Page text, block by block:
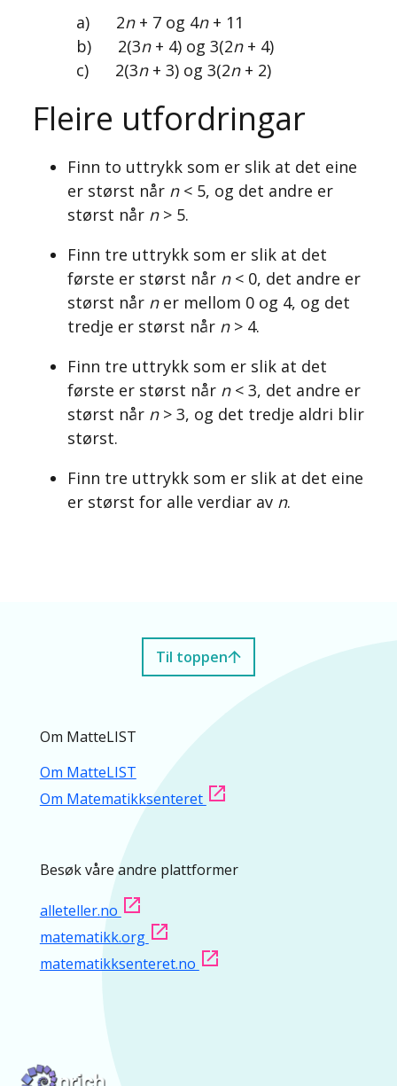
a) 2n+ 7 og 4n+ 11
b) 2(3n+ 4) og 3(2n+ 4)
c) 2(3n+ 3) og 3(2n+ 2)
Fleire utfordringar
Finn to uttrykk som er slik at det eine
er størst når n< 5, og det andre er
størst når n > 5.
Finn tre uttrykk som er slik at det
første er størst når n < 0, det andre er
størst når ner mellom 0 og 4, og det
tredje er størst når n> 4.
Finn tre uttrykk som er slik at det
første er størst når n< 3, det andre er
størst når n> 3, og det tredje aldri blir
størst.
Finn tre uttrykk som er slik at det eine
er størst for alle verdiar av n.
Til toppen
Om MatteLIST
Om MatteLIST
Om Matematikksenteret
Besøk våre andre plattformer
alleteller.no
matematikk.org
matematikksenteret.no